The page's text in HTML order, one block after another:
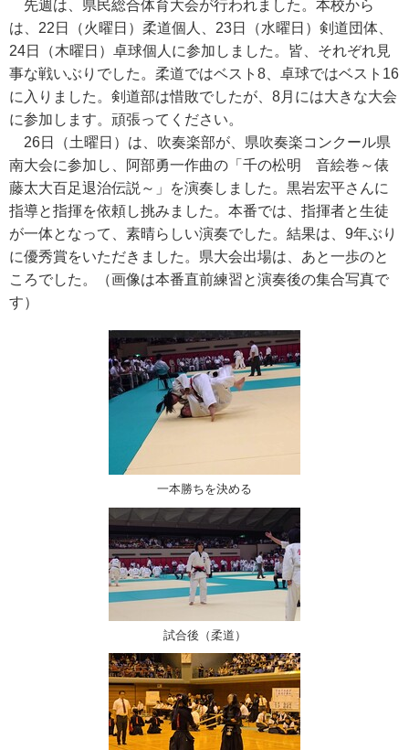
先週は、県民総合体育大会が行われました。本校から
は、22日（火曜日）柔道個人、23日（水曜日）剣道団体、
24日（木曜日）卓球個人に参加しました。皆、それぞれ見
事な戦いぶりでした。柔道ではベスト8、卓球ではベスト16
に入りました。剣道部は惜敗でしたが、8月には大きな大会
に参加します。頑張ってください。
26日（土曜日）は、吹奏楽部が、県吹奏楽コンクール県
南大会に参加し、阿部勇一作曲の「千の松明 音絵巻～俵
藤太大百足退治伝説～」を演奏しました。黒岩宏平さんに
指導と指揮を依頼し挑みました。本番では、指揮者と生徒
が一体となって、素晴らしい演奏でした。結果は、9年ぶり
に優秀賞をいただきました。県大会出場は、あと一歩のと
ころでした。（画像は本番直前練習と演奏後の集合写真で
す）
一本勝ちを決める
試合後（柔道）